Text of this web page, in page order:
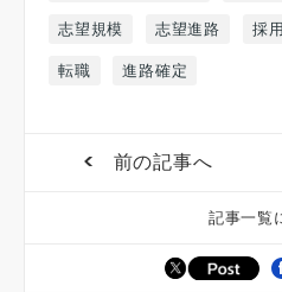
志望規模 志望進路 採
転職 進路確定
前の記事へ
記事一覧